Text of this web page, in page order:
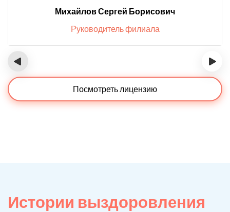
Михайлов Сергей Борисович
Руководитель филиала
‹ ›
Посмотреть лицензию
Истории выздоровления